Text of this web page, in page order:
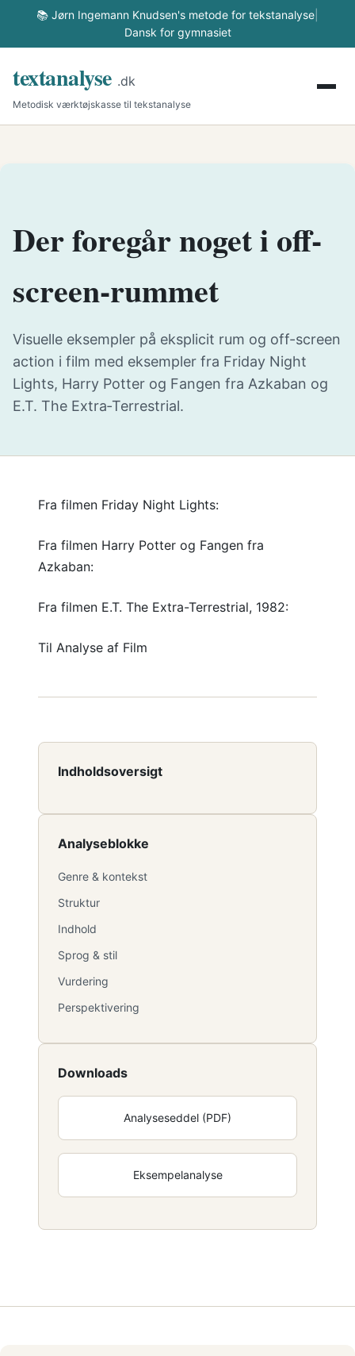
📚 Jørn Ingemann Knudsen's metode for tekstanalyse
Dansk for gymnasiet
textanalyse .dk
Metodisk værktøjskasse til tekstanalyse
Der foregår noget i off-
screen-rummet
Visuelle eksempler på eksplicit rum og off-screen
action i film med eksempler fra Friday Night
Lights, Harry Potter og Fangen fra Azkaban og
E.T. The Extra‑Terrestrial.
Indholdsoversigt
Analyseblokke
Genre & kontekst
Struktur
Indhold
Sprog & stil
Vurdering
Perspektivering
Downloads
Analyseseddel (PDF)
Eksempelanalyse
Fra filmen Friday Night Lights:
Fra filmen Harry Potter og Fangen fra
Azkaban:
Fra filmen E.T. The Extra-Terrestrial, 1982:
Til Analyse af Film